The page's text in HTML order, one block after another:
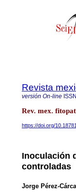
Revista
versión On-line ISSN
Rev. mex.
https://doi.org/
Inoculación
controladas
Jorge Pérez-